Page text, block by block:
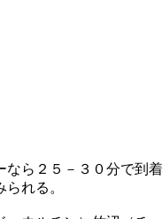
ら２５－３０分で
れる。